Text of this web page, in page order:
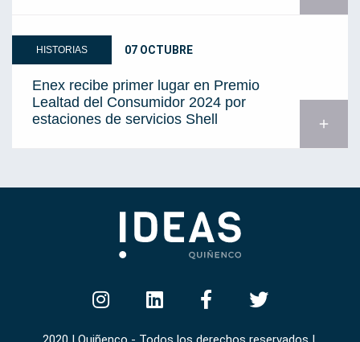
HISTORIAS 07 OCTUBRE
Enex recibe primer lugar en Premio
Lealtad del Consumidor 2024 por
estaciones de servicios Shell
add